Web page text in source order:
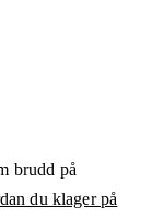
brudd på
du klager på